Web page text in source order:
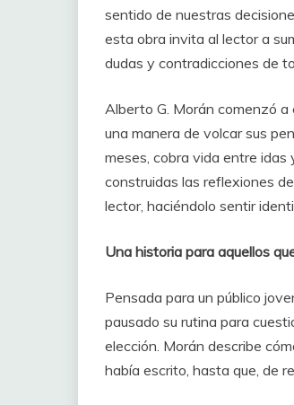
sentido de nuestras
esta obra invita al lector a
dudas y contradicciones de
Alberto G. Morán comenzó a
una manera de volcar sus
meses, cobra vida entre idas
construidas las reflexiones
lector, haciéndolo sentir
Una historia para aquellos
Pensada para un público
pausado su rutina para
elección. Morán describe
había escrito, hasta que, de